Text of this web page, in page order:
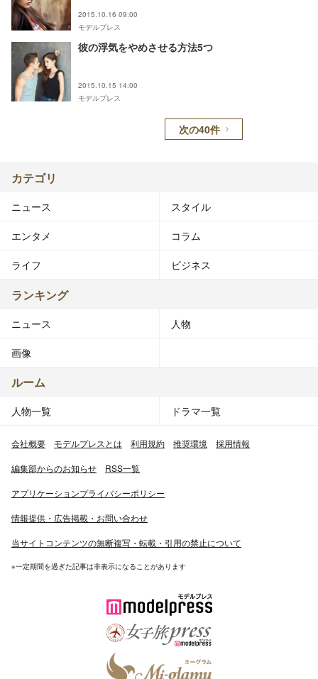
2015.10.16 09:00
モデルプレス
彼の浮気をやめさせる方法5つ
2015.10.15 14:00
モデルプレス
次の40件
カテゴリ
ニュース スタイル
エンタメ コラム
ライフ ビジネス
ランキング
ニュース 人物
画像
ルーム
人物一覧 ドラマ一覧
会社概要 モデルプレスとは 利用規約 推奨環境 採用情報
編集部からのお知らせ RSS一覧
アプリケーションプライバシーポリシー
情報提供・広告掲載・お問い合わせ
当サイトコンテンツの無断複写・転載・引用の禁止について
※一定期間を過ぎた記事は非表示になることがあります